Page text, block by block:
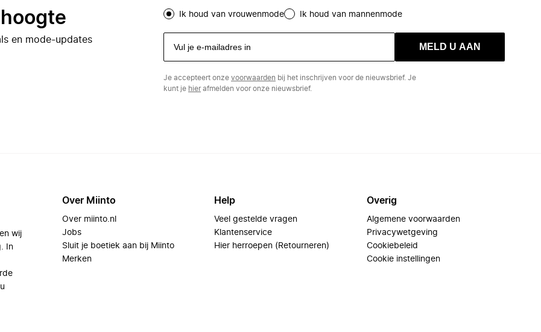
en mode-updates
Ik houd van vrouwenmode Ik houd van mannenmode
MELD U AAN
Je accepteert onze voorwaarden bij het inschrijven voor de nieuwsbrief. Je
kunt je hierafmelden voor onze nieuwsbrief.
wij
In
Over Miinto
Over miinto.nl
Jobs
Sluit je boetiek aan bij Miinto
Merken
Help
Veel gestelde vragen
Klantenservice
Hier herroepen (Retourneren)
Overig
Algemene voorwaarden
Privacywetgeving
Cookiebeleid
Cookie instellingen